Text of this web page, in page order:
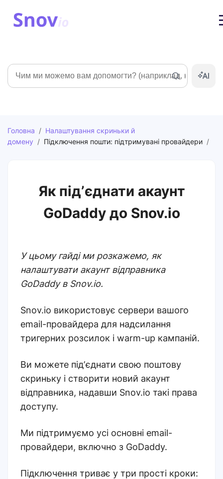
Пошук
Головна / Налаштування скриньки й
домену / Підключення пошти: підтримувані провайдери /
Як підʼєднати акаунт
GoDaddy до Snov.io
У цьому гайді ми розкажемо, як
налаштувати акаунт відправника
GoDaddy в Snov.io.
Snov.io використовує сервери вашого
email-провайдера для надсилання
тригерних розсилок і warm-up кампаній.
Ви можете підʼєднати свою поштову
скриньку і створити новий акаунт
відправника, надавши Snov.io такі права
доступу.
Ми підтримуємо усі основні email-
провайдери, включно з GoDaddy.
Підключення триває у три прості кроки: